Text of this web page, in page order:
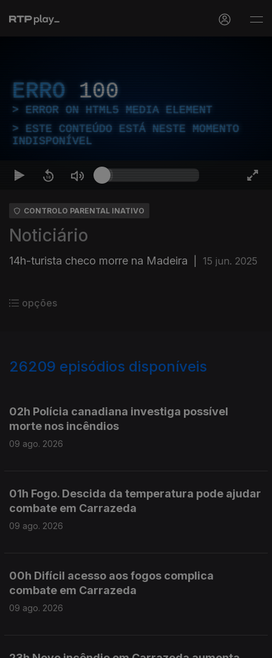
ERRO 100
ERROR ON HTML5 MEDIA ELEMENT
ESTE CONTEÚDO ESTÁ NESTE MOMENTO
INDISPONÍVEL
CONTROLO PARENTAL INATIVO
Noticiário
14h-turista checo morre na Madeira 15 jun. 2025
opções
26209 episódios disponíveis
02h Polícia canadiana investiga possível
morte nos incêndios
09 ago. 2026
01h Fogo. Descida da temperatura pode ajudar
combate em Carrazeda
09 ago. 2026
00h Difícil acesso aos fogos complica
combate em Carrazeda
09 ago. 2026